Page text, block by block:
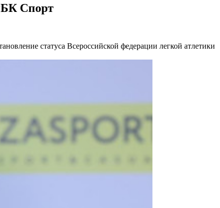
Спорт
статуса Всероссийской федерации легкой атлетики